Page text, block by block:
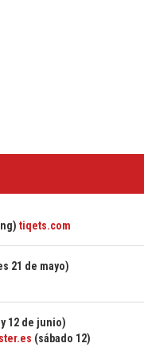
tiqets.com
21 de mayo)
12 de junio)
(sábado 12)